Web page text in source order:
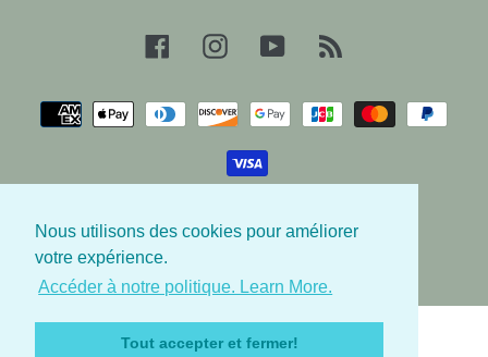
Nous utilisons des cookies pour améliorer
votre expérience.
Accéder à notre politique. Learn More.
Tout accepter et fermer!
FacebookInstagramYouTube
Zahlungsarten
© 2026,Les Babygators
Nutzen